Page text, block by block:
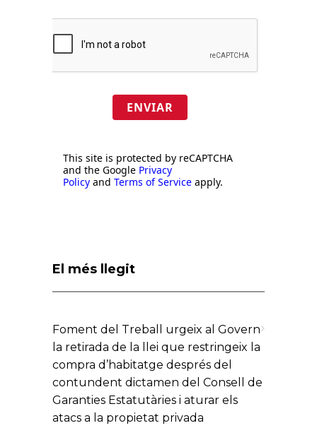
ENVIAR
This site is protected by reCAPTCHA
and the Google Privacy
Policy and Terms of Service apply.
El més llegit
Foment del Treball urgeix al Govern
la retirada de la llei que restringeix la
compra d’habitatge després del
contundent dictamen del Consell de
Garanties Estatutàries i aturar els
atacs a la propietat privada